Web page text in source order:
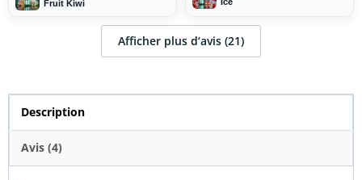
Fruit Kiwi
Afficher plus d‘avis (21)
Description
Avis (4)